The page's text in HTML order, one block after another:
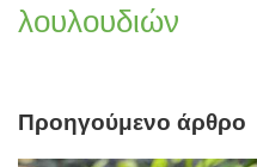
λουλουδιών
Προηγούμενο άρθρο